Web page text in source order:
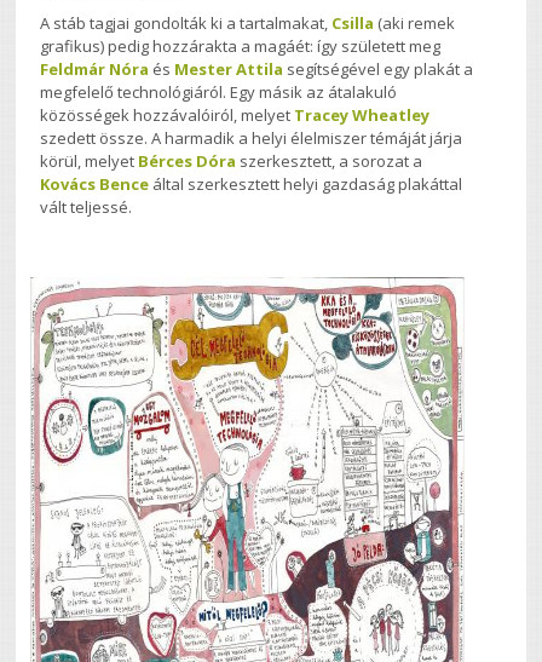
A stáb tagjai gondolták ki a tartalmakat, Csilla (aki remek
grafikus) pedig hozzárakta a magáét: így született meg
Feldmár Nóra és Mester Attila segítségével egy plakát a
megfelelő technológiáról. Egy másik az átalakuló
közösségek hozzávalóiról, melyet Tracey Wheatley
szedett össze. A harmadik a helyi élelmiszer témáját járja
körül, melyet Bérces Dóra szerkesztett, a sorozat a
Kovács Bence által szerkesztett helyi gazdaság plakáttal
vált teljessé.